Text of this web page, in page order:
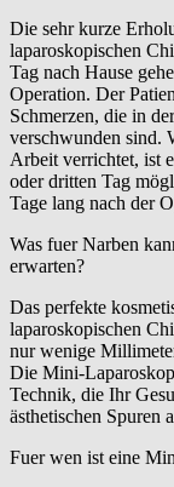
Die sehr kurze
laparoskopischen
Tag nach Hause
Operation. Der
Schmerzen, die in
verschwunden sind.
Arbeit verrichtet, ist
oder dritten Tag
Tage lang nach der
Was fuer Narben
erwarten?
Das perfekte
laparoskopischen
nur wenige
Die Mini-
Technik, die Ihr
ästhetischen Spuren
Fuer wen ist eine